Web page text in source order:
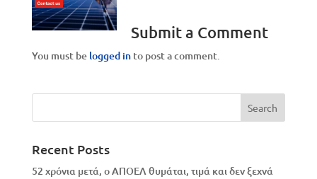
Submit a Comment
You must be logged into post a comment.
Recent Posts
52 χρόνια μετά, ο ΑΠΟΕΛ θυμάται, τιμά και δεν ξεχνά